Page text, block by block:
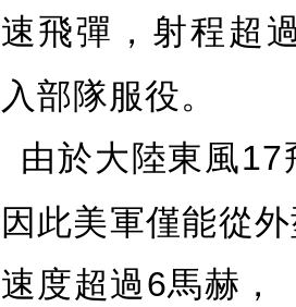
速飛彈，射程超
入部隊服役。
由於大陸東風17
因此美軍僅能從
速度超過6馬赫，